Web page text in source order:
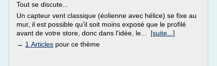
Tout se discute...
Un capteur vent classique (éolienne avec hélice) se fixe au
mur, il est possible qu'il soit moins exposé que le profilé
avant de votre store, donc dans l'idée, le... [suite...]
→ 1 Articles pour ce thème